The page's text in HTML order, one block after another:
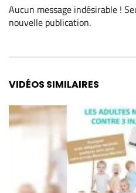
Aucun message indésirable !
nouvelle publication.
VIDÉOS SIMILAIRES